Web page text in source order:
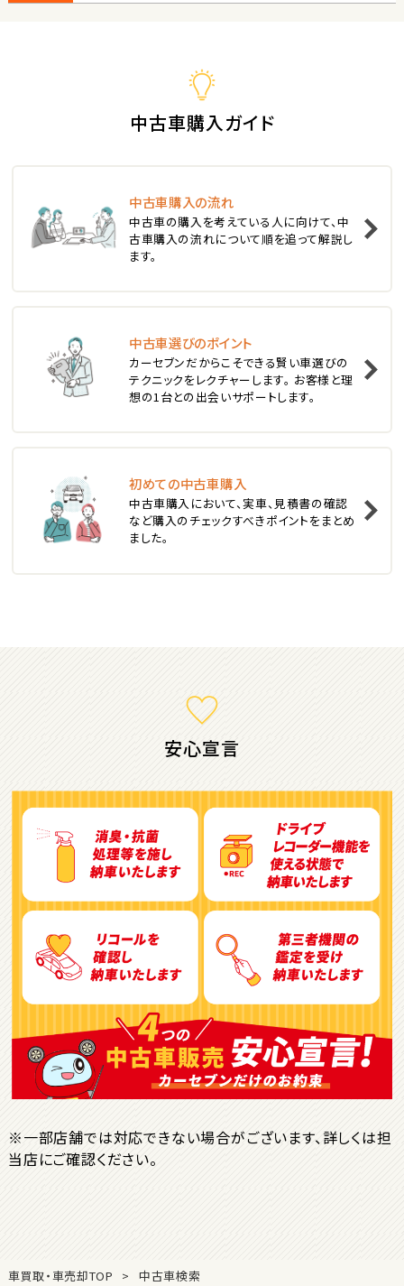
ホンダ
S660
1位
2位
スバル
レガシィツーリングワゴン
3位
トヨタ
カローラフィールダー
2
トヨタ
アルファード
位
トヨタ
ヴォクシー
ＳＵＶ・クロカン
1 位
トヨタ
ヤリスクロス
中古車購入ガイド
中古車購入の流れ
中古車の購入を考えている人に向けて、中
古車購入の流れについて順を追って解説し
ます。
中古車選びのポイント
カーセブンだからこそできる賢い車選びの
テクニックをレクチャーします。 お客様と理
想の1台との出会いサポートします。
初めての中古車購入
中古車購入において、実車、見積書の確認
など購入のチェックすべきポイントをまとめ
ました。
安心宣言
※一部店舗では対応できない場合がございます、詳しくは担
当店にご確認ください。
車買取・車売却TOP 中古車検索